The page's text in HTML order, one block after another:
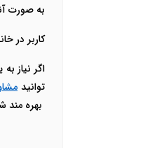
به صورت
کاربر در
توانید
بهره مند